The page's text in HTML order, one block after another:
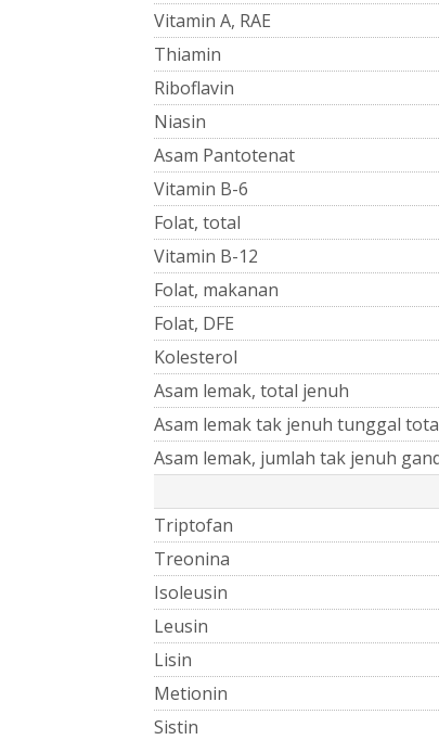
Vitamin A, RAE
Thiamin
Riboflavin
Niasin
Asam Pantotenat
Vitamin B-6
Folat, total
Vitamin B-12
Folat, makanan
Folat, DFE
Kolesterol
Asam lemak, total jenuh
Asam lemak tak jenuh tunggal
Asam lemak, jumlah tak jenuh
Triptofan
Treonina
Isoleusin
Leusin
Lisin
Metionin
Sistin